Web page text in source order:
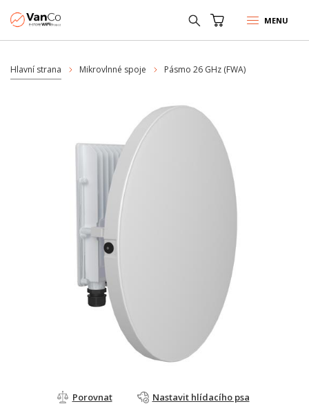
MENU
Hlavní strana Mikrovlnné spoje Pásmo 26 GHz (FWA)
Porovnat Nastavit hlídacího psa